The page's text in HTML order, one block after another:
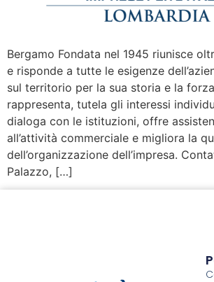
Bergamo Fondata nel 1945 riunisce
e risponde a tutte le esigenze
sul territorio per la sua storia e la
rappresenta, tutela gli interessi
dialoga con le istituzioni, offre
all’attività commerciale e migliora la
dell’organizzazione dell’impresa.
Palazzo, […]